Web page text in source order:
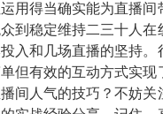
用得当确实能为直播间
到稳定维持二三十人在
入和几场直播的坚持。
但有效的互动方式实现
间人气的技巧？不妨关